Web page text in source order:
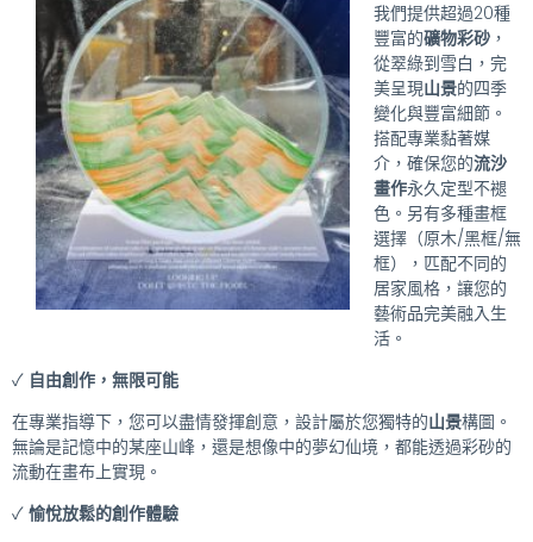
我們提供超過20種
豐富的礦物彩砂 ，
從翠綠到雪白，完
美呈現山景的四季
變化與豐富細節。
搭配專業黏著媒
介，確保您的流沙
畫作永久定型不褪
色。另有多種畫框
選擇（原木/黑框/無
框），匹配不同的
居家風格，讓您的
藝術品完美融入生
活。
✓ 自由創作，無限可能
在專業指導下，您可以盡情發揮創意，設計屬於您獨特的山景構圖。
無論是記憶中的某座山峰，還是想像中的夢幻仙境，都能透過彩砂的
流動在畫布上實現。
✓ 愉悅放鬆的創作體驗